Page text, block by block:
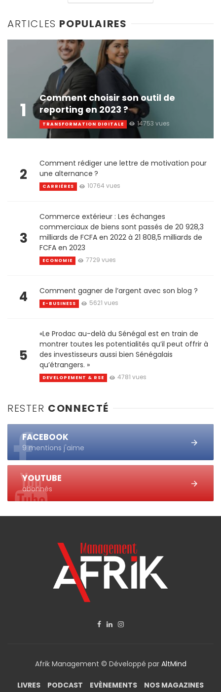
ARTICLES POPULAIRES
1
Comment choisir son outil de
reporting en 2023 ?
TRANSFORMATION DIGITALE 14753 vues
2
Comment rédiger une lettre de motivation pour
une alternance ?
CARRIÈRES 10764 vues
3
Commerce extérieur : Les échanges
commerciaux de biens sont passés de 20 928,3
milliards de FCFA en 2022 à 21 808,5 milliards de
FCFA en 2023
ECONOMIE 7729 vues
4 Comment gagner de l’argent avec son blog ?
E-BUSINESS 5621 vues
5
«Le Prodac au-delà du Sénégal est en train de
montrer toutes les potentialités qu’il peut offrir à
des investisseurs aussi bien Sénégalais
qu’étrangers. »
DEVELOPEMENT & RSE 4781 vues
RESTER CONNECTÉ
FACEBOOK
9 mentions j'aime
YOUTUBE
abonnés
Afrik Management © Développé par AltMind
LIVRES PODCAST EVÈNEMENTS NOS MAGAZINES